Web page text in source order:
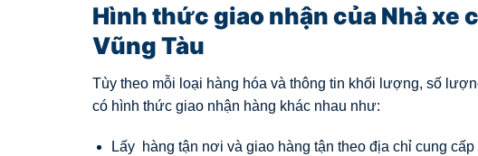
Hình thức giao nhận của Nhà xe
Vũng Tàu
Tùy theo mỗi loại hàng hóa và thông tin khối lượng, số
có hình thức giao nhận hàng khác nhau như:
Lấy hàng tận nơi và giao hàng tận theo địa chỉ cung cấp